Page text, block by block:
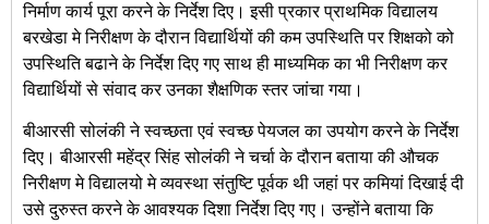
निर्माण कार्य पूरा करने के निर्देश दिए। इसी प्रकार प्राथमिक विद्यालय
बरखेडा मे निरीक्षण के दौरान विद्यार्थियों की कम उपस्थिति पर शिक्षको को
उपस्थिति बढाने के निर्देश दिए गए साथ ही माध्यमिक का भी निरीक्षण कर
विद्यार्थियों से संवाद कर उनका शैक्षणिक स्तर जांचा गया।
बीआरसी सोलंकी ने स्वच्छता एवं स्वच्छ पेयजल का उपयोग करने के निर्देश
दिए। बीआरसी महेंद्र सिंह सोलंकी ने चर्चा के दौरान बताया की औचक
निरीक्षण मे विद्यालयो मे व्यवस्था संतुष्टि पूर्वक थी जहां पर कमियां दिखाई दी
उसे दुरुस्त करने के आवश्यक दिशा निर्देश दिए गए। उन्होंने बताया कि